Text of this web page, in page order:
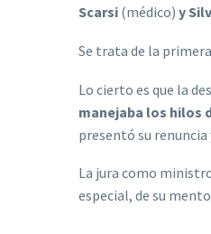
Scarsi (médico) y
Se trata de la
Lo cierto es que la
manejaba los hilos
presentó su
La jura como
especial, de su